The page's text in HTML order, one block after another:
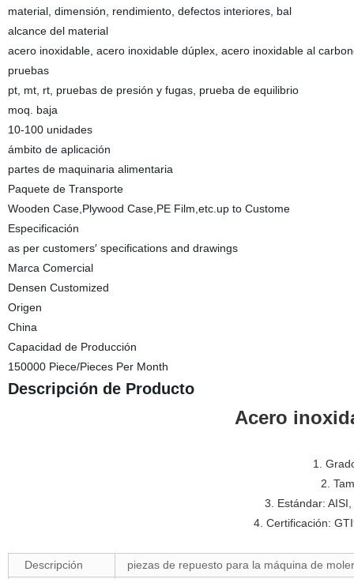
material, dimensión, rendimiento, defectos interiores, bal
alcance del material
acero inoxidable, acero inoxidable dúplex, acero inoxidable al
pruebas
pt, mt, rt, pruebas de presión y fugas, prueba de equilibrio
moq. baja
10-100 unidades
ámbito de aplicación
partes de maquinaria alimentaria
Paquete de Transporte
Wooden Case,Plywood Case,PE Film,etc.up to Custome
Especificación
as per customers′ specifications and drawings
Marca Comercial
Densen Customized
Origen
China
Capacidad de Producción
150000 Piece/Pieces Per Month
Descripción de Producto
Acero
1.
2.
3. Estándar:
4. Certificación:
Descripción
piezas de repuesto para la máquina de